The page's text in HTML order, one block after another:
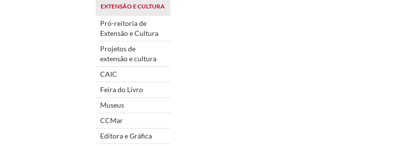
EXTENSÃO E CULTURA
Pró-reitoria de
Extensão e Cultura
Projetos de
extensão e cultura
CAIC
Feira do Livro
Museus
CCMar
Editora e Gráfica